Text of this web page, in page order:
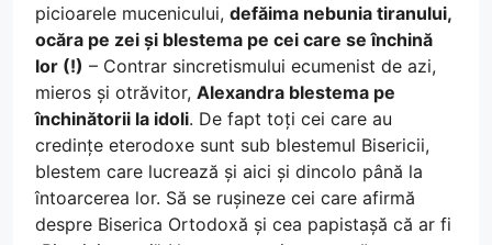
picioarele mucenicului, defăima nebunia tiranului,
ocăra pe zei și blestema pe cei care se închină
lor (!) – Contrar sincretismului ecumenist de azi,
mieros și otrăvitor, Alexandra blestema pe
închinătorii la idoli. De fapt toți cei care au
credințe eterodoxe sunt sub blestemul Bisericii,
blestem care lucrează și aici și dincolo până la
întoarcerea lor. Să se rușineze cei care afirmă
despre Biserica Ortodoxă și cea papistașă că ar fi